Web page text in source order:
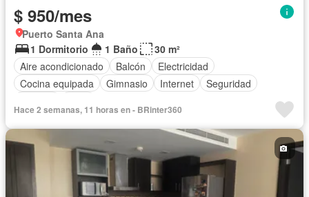
$ 950/mes
Puerto Santa Ana
1 Dormitorio
1 Baño
30 m²
Aire acondicionado
Balcón
Electricidad
Cocina equipada
Gimnasio Internet
Seguridad
Hace 2 semanas, 11 horas en - BRinter360